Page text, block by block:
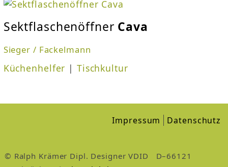
Sektflaschenöffner Cava
Sieger / Fackelmann
Küchenhelfer | Tischkultur
Impressum Datenschutz
© Ralph Krämer Dipl. Designer VDID D–66121